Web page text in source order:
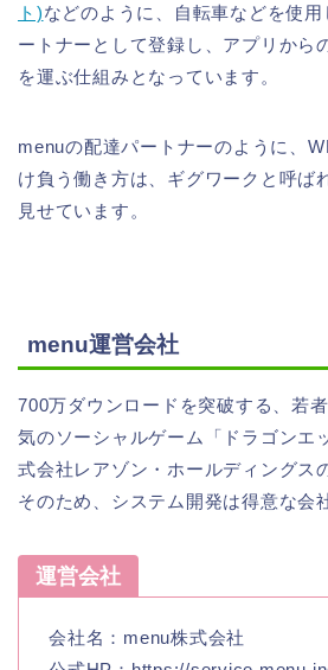
ト)などのように、自転車などを使
ートナーとして登録し、アプリから
を運ぶ仕組みとなっています。
menuの配達パートナーのように、
け負う働き方は、ギグワークと呼ば
見せています。
menu運営会社
700万ダウンロードを突破する、若
気のソーシャルゲーム「ドラゴンエ
式会社レアゾン・ホールディングス
そのため、システム開発は得意な会
運営会社
会社名：menu株式会社